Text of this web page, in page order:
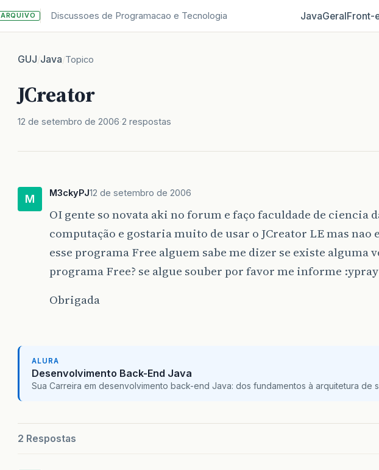
ARQUIVO Discussoes de Programacao e Tecnologia JavaGeral
GUJ/Java/Topico
JCreator
12 de setembro de 2006 2 respostas
M M3ckyPJ12 de setembro de 2006
OI gente so novata aki no forum e faço faculdade de ciencia
computação e gostaria muito de usar o JCreator LE mas nao
esse programa Free alguem sabe me dizer se existe alguma
programa Free? se algue souber por favor me informe
Obrigada
ALURA
Desenvolvimento Back-End Java
Sua Carreira em desenvolvimento back-end Java: dos fundamentos à arquitetura de
2 Respostas